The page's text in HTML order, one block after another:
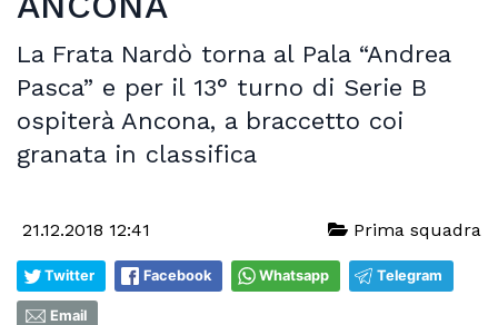
La Frata Nardò torna al Pala “Andrea
Pasca” e per il 13° turno di Serie B
ospiterà Ancona, a braccetto coi
granata in classifica
21.12.2018 12:41 Prima squadra
Twitter Facebook Whatsapp Telegram
Email